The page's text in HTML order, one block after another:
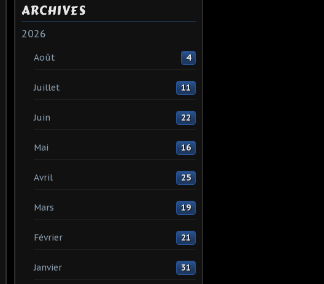
ARCHIVES
2026
Août 4
Juillet 11
Juin 22
Mai 16
Avril 25
Mars 19
Février 21
Janvier 31